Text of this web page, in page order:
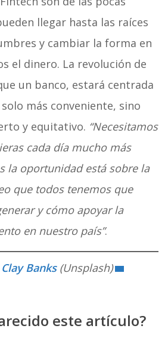
llegar hasta las raíces
y cambiar la forma en
el dinero. La revolución de
un banco, estará centrada
más conveniente, sino
y equitativo. “Necesitamos
cada día mucho más
la oportunidad está sobre la
que todos tenemos que
y cómo apoyar la
en nuestro país”.
Clay Banks(Unsplash)
este artículo?